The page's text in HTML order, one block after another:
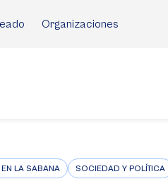
Organizaciones
LA SABANA SOCIEDAD Y POLÍTICA